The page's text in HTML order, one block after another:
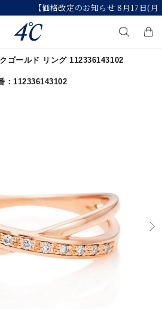
お知らせ 8月17日(月)より 】
キーワードで検索する
すべてのジュエリー
ゴールド リング 112336143102
：112336143102